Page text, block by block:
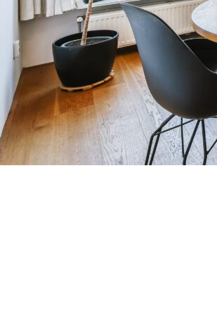
Copyright ©RentPlanet •
Listener Eventów Zoho